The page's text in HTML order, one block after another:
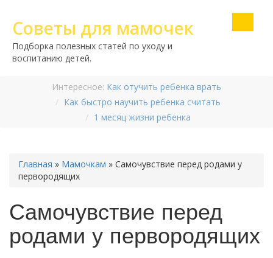
Советы для мамочек
Подборка полезных статей по уходу и
воспитанию детей.
Интересное: Как отучить ребенка врать
Как быстро научить ребенка считать
1 месяц жизни ребенка
Главная » Мамочкам » Самочувствие перед родами у
первородящих
Самочувствие перед
родами у первородящих